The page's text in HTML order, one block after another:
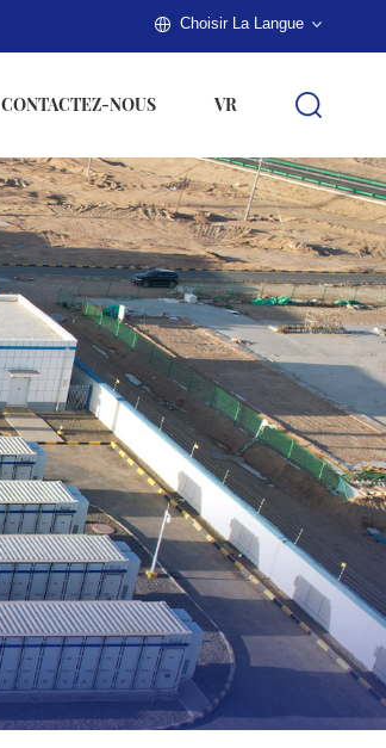
Choisir La Langue
CONTACTEZ-NOUS VR